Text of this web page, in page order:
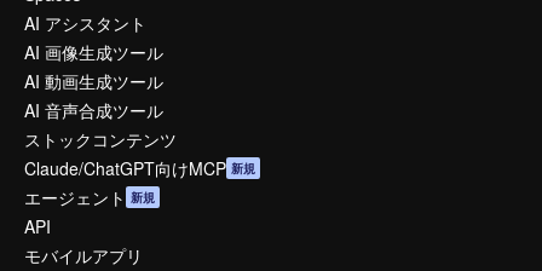
AI アシスタント
AI 画像生成ツール
AI 動画生成ツール
AI 音声合成ツール
ストックコンテンツ
Claude/ChatGPT向けMCP 新規
エージェント 新規
API
モバイルアプリ